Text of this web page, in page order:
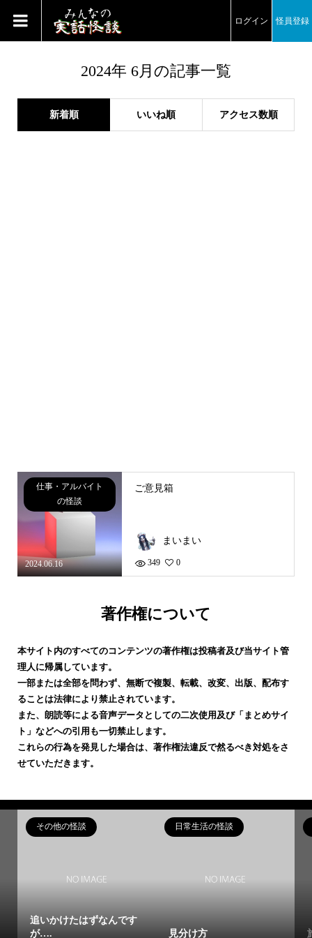
ログイン 怪員登録
2024年 6月の記事一覧
新着順 いいね順 アクセス数順
2024.06.16
仕事・アルバイト
の怪談
ご意見箱
まいまい
349 0
著作権について
本サイト内のすべてのコンテンツの著作権は投稿者及び当サイト管
理人に帰属しています。
一部または全部を問わず、無断で複製、転載、改変、出版、配布す
ることは法律により禁止されています。
また、朗読等による音声データとしての二次使用及び「まとめサイ
ト」などへの引用も一切禁止します。
これらの行為を発見した場合は、著作権法違反で然るべき対処をさ
せていただきます。
その他の怪談
追いかけたはずなんです
が….
日常生活の怪談
見分け方